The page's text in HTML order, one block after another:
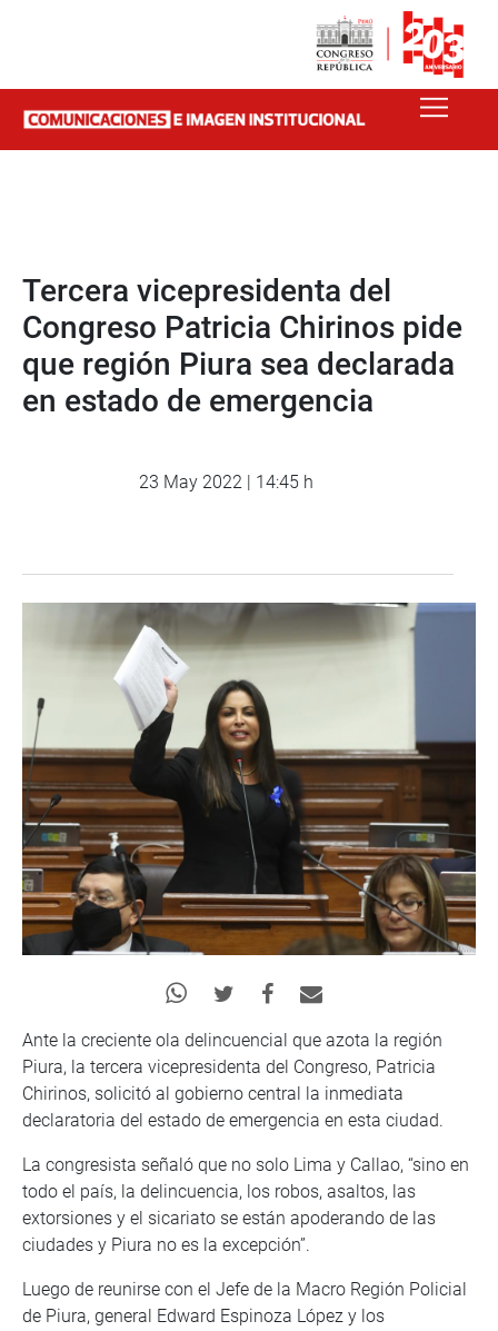
Tercera vicepresidenta del
Congreso Patricia Chirinos pide
que región Piura sea declarada
en estado de emergencia
23 May 2022 | 14:45 h
Ante la creciente ola delincuencial que azota la región
Piura, la tercera vicepresidenta del Congreso, Patricia
Chirinos, solicitó al gobierno central la inmediata
declaratoria del estado de emergencia en esta ciudad.
La congresista señaló que no solo Lima y Callao, “sino en
todo el país, la delincuencia, los robos, asaltos, las
extorsiones y el sicariato se están apoderando de las
ciudades y Piura no es la excepción”.
Luego de reunirse con el Jefe de la Macro Región Policial
de Piura, general Edward Espinoza López y los